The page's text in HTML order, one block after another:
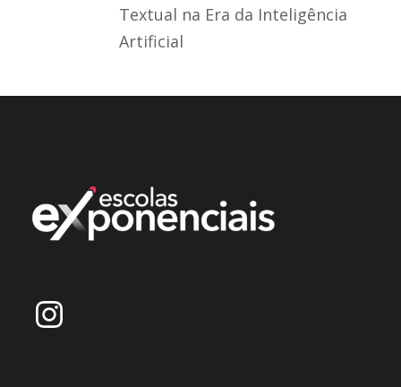
Textual na Era da Inteligência
Artificial